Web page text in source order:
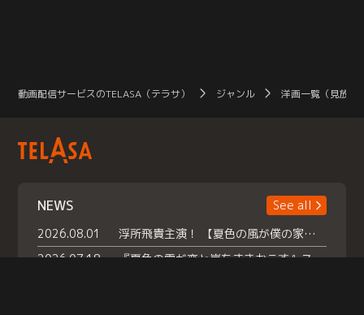
動画配信サービスのTELASA（テラサ） ジャンル 洋画一覧（見放題
NEWS
See all
2026.08.01
浮所飛貴主演！ 【夏色の風が僕の家にやってきた】 本日よりテラサで独占配信スタート！
2026.07.18
『夏色の雲が恋と嵐をまきおこす』スペシャルメイキング 【Part1】2026年７月18日（土）23時30分～配信スタート！話題のシーンの裏側を大公開！豪華キャスト大集合！ 『武宮家 真夏の家族会議』開催！